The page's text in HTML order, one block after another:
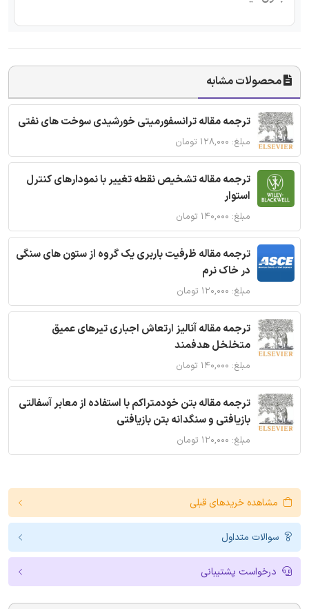
محصولات مشابه
ترجمه مقاله ترانسفورمیتی خورشیدی سوخت های نفتی
مبلغ: ۱۲۸,۰۰۰ تومان
ترجمه مقاله تشخیص نقطه تغییر با نمودارهای کنترل
استوار
مبلغ: ۱۴۰,۰۰۰ تومان
ترجمه مقاله ظرفیت باربری یک گروه از ستون های سنگی
در خاک نرم
مبلغ: ۱۲۰,۰۰۰ تومان
ترجمه مقاله آنالیز ارتعاش اجباری تیرهای عمیق
متخلخل هدفمند
مبلغ: ۱۴۰,۰۰۰ تومان
ترجمه مقاله بتن خودمتراکم با استفاده از معابر آسفالتی
بازیافتی و سنگدانه بتن بازیافتی
مبلغ: ۱۲۰,۰۰۰ تومان
مشاهده خریدهای قبلی
سوالات متداول
درخواست پشتیبانی